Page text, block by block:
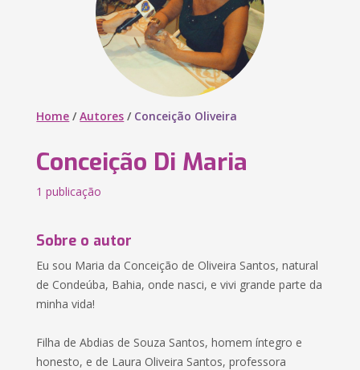
Home /Autores / Conceição Oliveira
Conceição Di Maria
1 publicação
Sobre o autor
Eu sou Maria da Conceição de Oliveira Santos, natural
de Condeúba, Bahia, onde nasci, e vivi grande parte da
minha vida!
Filha de Abdias de Souza Santos, homem íntegro e
honesto, e de Laura Oliveira Santos, professora